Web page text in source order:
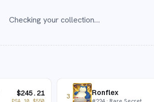
Checking your collection…
$245.21 3 Ronflex